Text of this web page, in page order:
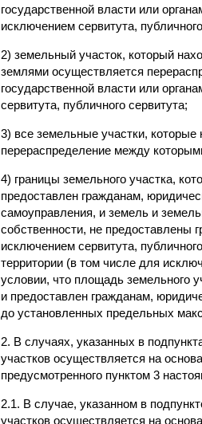
государственной власти или
исключением сервитута,
2) земельный участок, который
землями осуществляется
государственной власти или
сервитута, публичного сервитута;
3) все земельные участки, которые
перераспределение между
4) границы земельного участка,
предоставлен гражданам,
самоуправления, и земель и
собственности, не предоставлены
исключением сервитута,
территории (в том числе для
условии, что площадь земельного
и предоставлен гражданам,
до установленных предельных
2. В случаях, указанных в
участков осуществляется на
предусмотренного пунктом 3
2.1. В случае, указанном в
участков осуществляется на